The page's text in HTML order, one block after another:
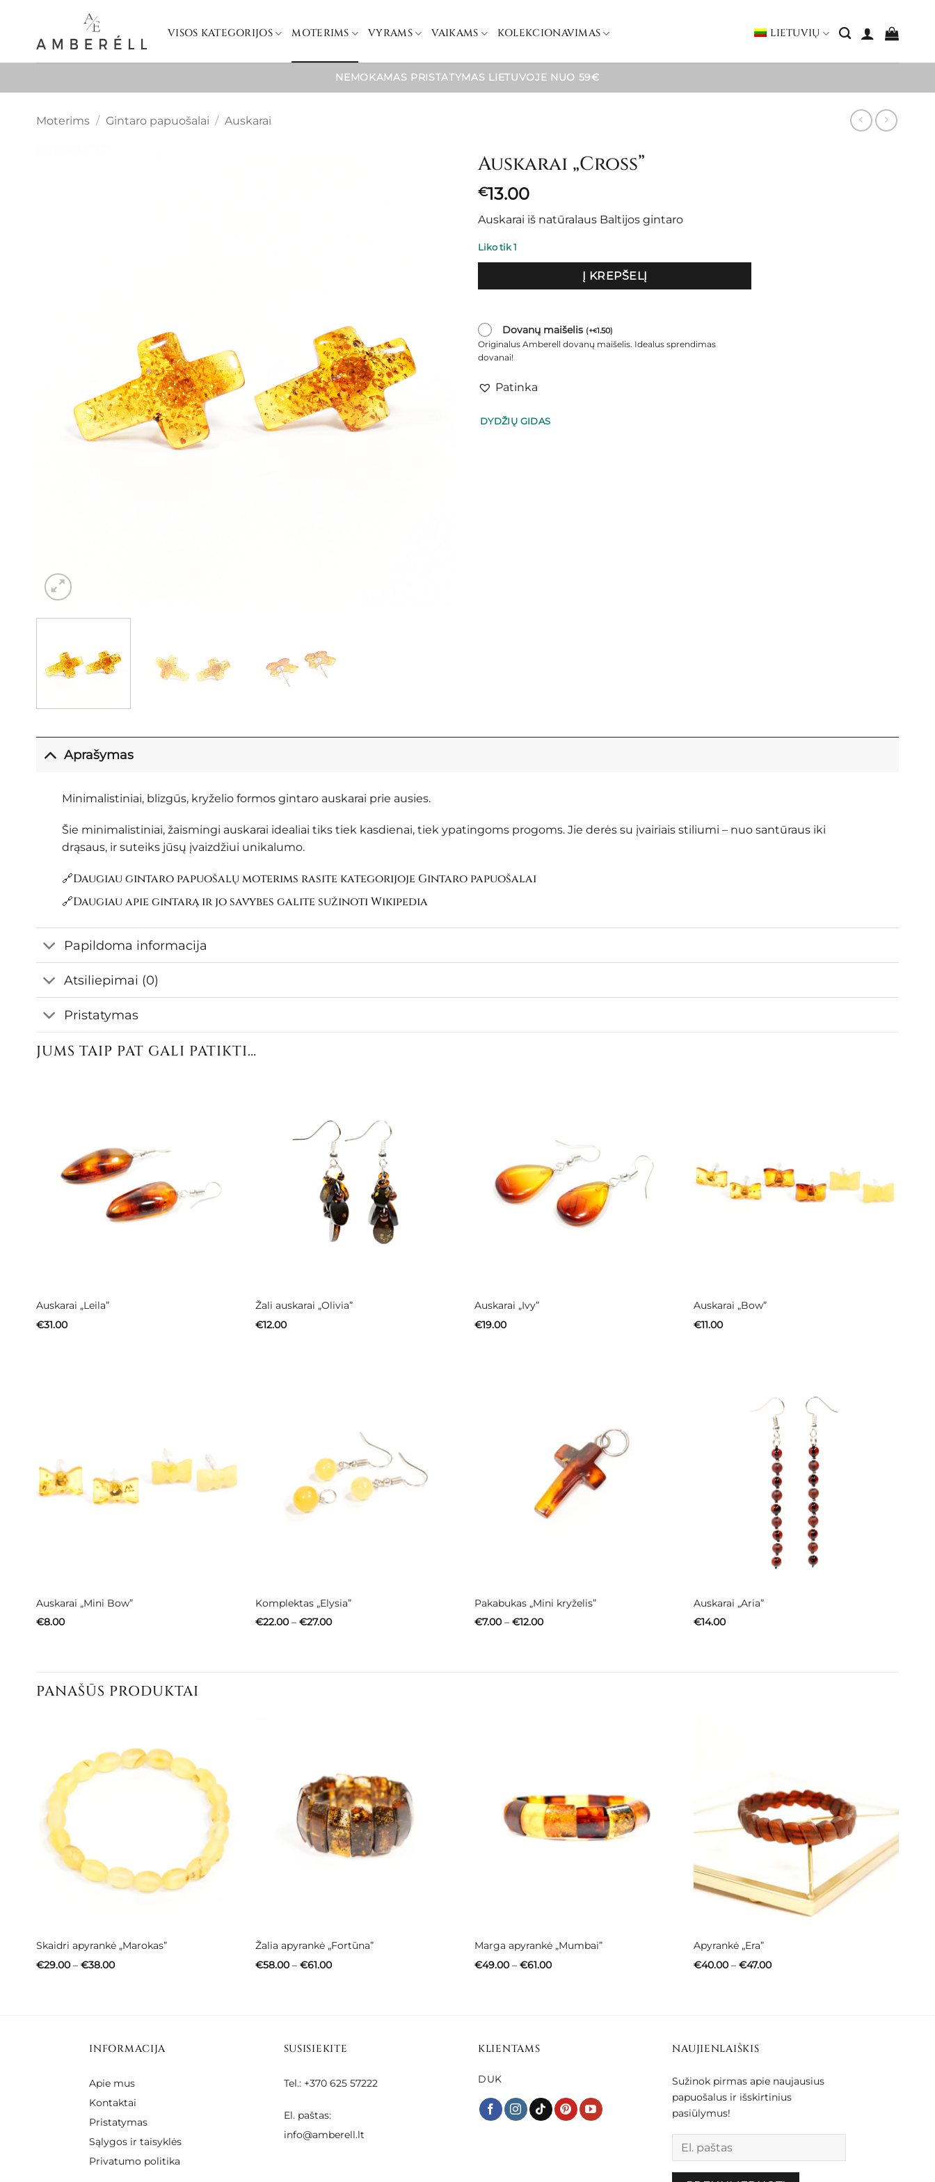
content
VISOS KATEGORIJOS MOTERIMS VYRAMS VAIKAMS KOLEKCIONAVIMAS LIETUVIŲ
NEMOKAMAS PRISTATYMAS LIETUVOJE NUO 59€
Moterims / Gintaro papuošalai / Auskarai
Auskarai „Cross”
€13.00
Auskarai iš natūralaus Baltijos gintaro
Liko tik 1
Į KREPŠELĮ
Dovanų maišelis (+€1.50)
Originalus Amberell dovanų maišelis. Idealus sprendimas
dovanai!
Patinka
DYDŽIŲ GIDAS
Aprašymas
Minimalistiniai, blizgūs, kryželio formos gintaro auskarai prie ausies.
Šie minimalistiniai, žaismingi auskarai idealiai tiks tiek kasdienai, tiek ypatingoms progoms. Jie derės su įvairiais stiliumi – nuo santūraus iki
drąsaus, ir suteiks jūsų įvaizdžiui unikalumo.
🔗Daugiau gintaro papuošalų moterims rasite kategorijoje Gintaro papuošalai
🔗Daugiau apie gintarą ir jo savybes galite sužinotiWikipedia
Papildoma informacija
Atsiliepimai (0)
Pristatymas
JUMS TAIP PAT GALI PATIKTI…
Auskarai „Leila”
€31.00
Žali auskarai „Olivia”
€12.00
Auskarai „Ivy”
€19.00
Auskarai „Bow”
€11.00
Auskarai „Mini Bow”
€8.00
Komplektas „Elysia”
€22.00 – €27.00Price
Pakabukas „Mini kryželis”
€7.00 – €12.00Price
Auskarai „Aria”
€14.00
PANAŠŪS PRODUKTAI
Skaidri apyrankė „Marokas”
€29.00 – €38.00Price
Žalia apyrankė „Fortūna”
€58.00 – €61.00Price
Marga apyrankė „Mumbai”
€49.00 – €61.00Price
Apyrankė „Era”
€40.00 – €47.00Price
INFORMACIJA
Apie mus
Kontaktai
Pristatymas
Sąlygos ir taisyklės
Privatumo politika
SUSISIEKITE
Tel.: +370 625 57222
El. paštas:
info@amberell.lt
KLIENTAMS
DUK
NAUJIENLAIŠKIS
Sužinok pirmas apie naujausius
papuošalus ir išskirtinius
pasiūlymus!